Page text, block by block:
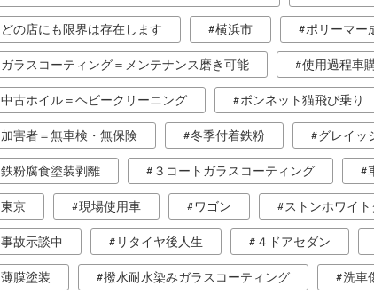
どの店にも限界は存在します 横浜市 ポリーマー
ガラスコーティング＝メンテナンス磨き可能 使用過程車
中古ホイル＝ヘビークリーニング ボンネット猫飛び乗り
加害者＝無車検・無保険 冬季付着鉄粉 グレイッ
鉄粉腐食塗装剥離 ３コートガラスコーティング
東京 現場使用車 ワゴン ストンホワイ
事故示談中 リタイヤ後人生 ４ドアセダン
薄膜塗装 撥水耐水染みガラスコーティング 洗車